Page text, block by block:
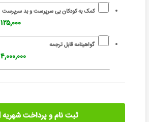
کمک به کودکان بی سرپرست و بد سرپرست
۱۲۵,۰۰۰ تومان
گواهینامه قابل ترجمه
۴,۰۰۰,۰۰۰ تومان
ثبت نام و پرداخت شهریه